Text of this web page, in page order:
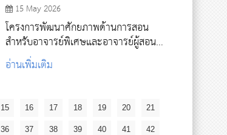
15 May 2026
โครงการพัฒนาศักยภาพด้านการสอน
สำหรับอาจารย์พิเศษและอาจารย์ผู้สอน
ภาคปฏิบัติ
อ่านเพิ่มเติม
15 16 17 18 19 20 21
36 37 38 39 40 41 42